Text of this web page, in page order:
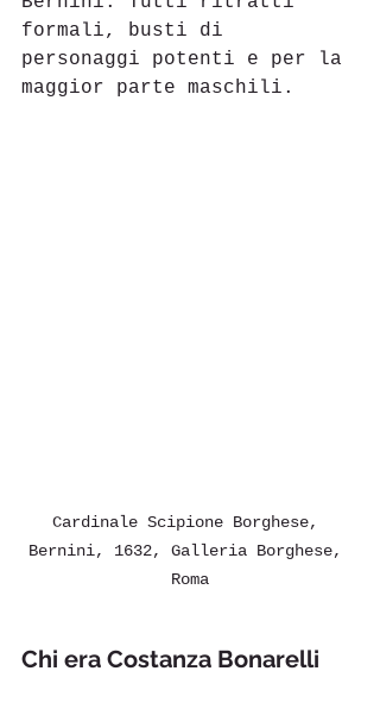
formali, busti di
personaggi potenti e per la
maggior parte maschili.
Cardinale Scipione Borghese,
Bernini, 1632, Galleria Borghese,
Roma
Chi era Costanza Bonarelli